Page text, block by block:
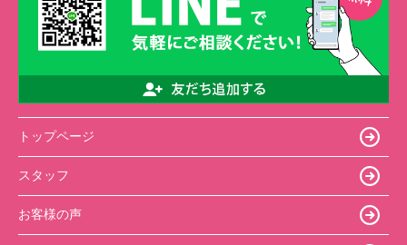
トップページ
スタッフ
お客様の声